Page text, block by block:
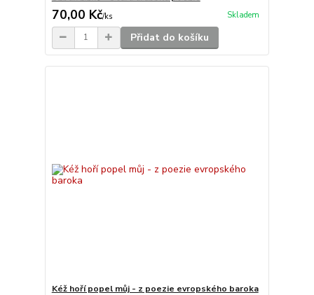
70,00 Kč/ks Skladem
Přidat do košíku
Kéž hoří popel můj - z poezie evropského baroka